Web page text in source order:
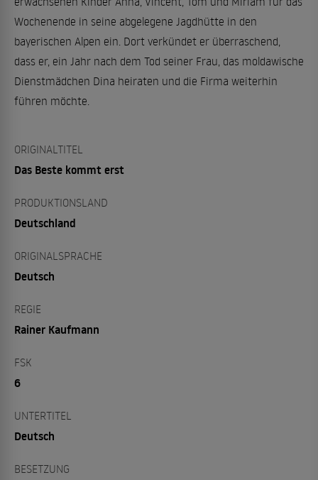
Wochenende in seine abgelegene Jagdhütte in den
bayerischen Alpen ein. Dort verkündet er überraschend,
dass er, ein Jahr nach dem Tod seiner Frau, das moldawische
Dienstmädchen Dina heiraten und die Firma weiterhin
führen möchte.
ORIGINALTITEL
Das Beste kommt erst
PRODUKTIONSLAND
Deutschland
ORIGINALSPRACHE
Deutsch
REGIE
Rainer Kaufmann
FSK
6
UNTERTITEL
Deutsch
BESETZUNG